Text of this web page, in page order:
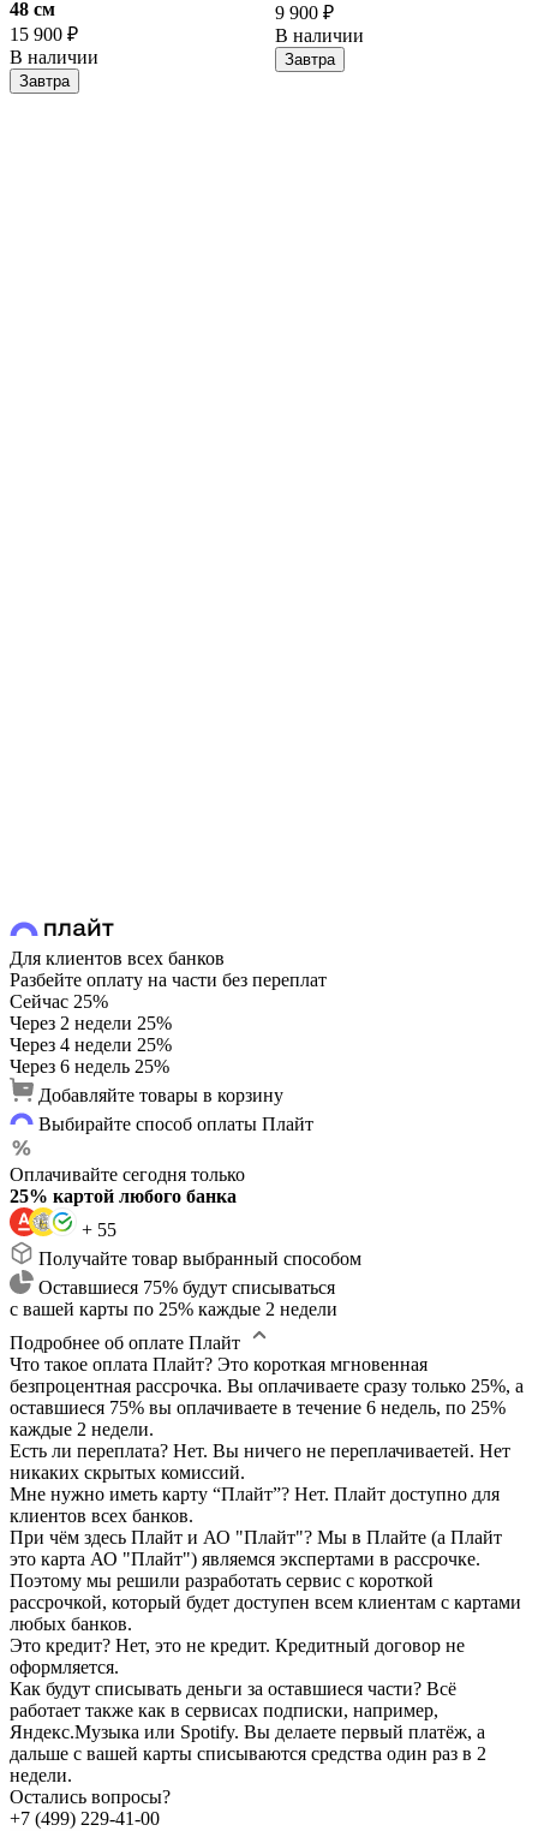
48 cм
15 900 ₽
В наличии
Завтра
9 900 ₽
В наличии
Завтра
Для клиентов всех банков
Разбейте оплату на части без переплат
Сейчас 25%
Через 2 недели 25%
Через 4 недели 25%
Через 6 недель 25%
Добавляйте товары в корзину
Выбирайте способ оплаты Плайт
Оплачивайте сегодня только
25% картой любого банка
+ 55
Получайте товар выбранный способом
Оставшиеся 75% будут списываться
с вашей карты по 25% каждые 2 недели
Подробнее об оплате Плайт
Что такое оплата Плайт? Это короткая мгновенная
безпроцентная рассрочка. Вы оплачиваете сразу только 25%, а
оставшиеся 75% вы оплачиваете в течение 6 недель, по 25%
каждые 2 недели.
Есть ли переплата? Нет. Вы ничего не переплачиваетей. Нет
никаких скрытых комиссий.
Мне нужно иметь карту “Плайт”? Нет. Плайт доступно для
клиентов всех банков.
При чём здесь Плайт и АО "Плайт"? Мы в Плайте (а Плайт
это карта АО "Плайт") являемся экспертами в рассрочке.
Поэтому мы решили разработать сервис с короткой
рассрочкой, который будет доступен всем клиентам с картами
любых банков.
Это кредит? Нет, это не кредит. Кредитный договор не
оформляется.
Как будут списывать деньги за оставшиеся части? Всё
работает также как в сервисах подписки, например,
Яндекс.Музыка или Spotify. Вы делаете первый платёж, а
дальше с вашей карты списываются средства один раз в 2
недели.
Остались вопросы?
+7 (499) 229-41-00